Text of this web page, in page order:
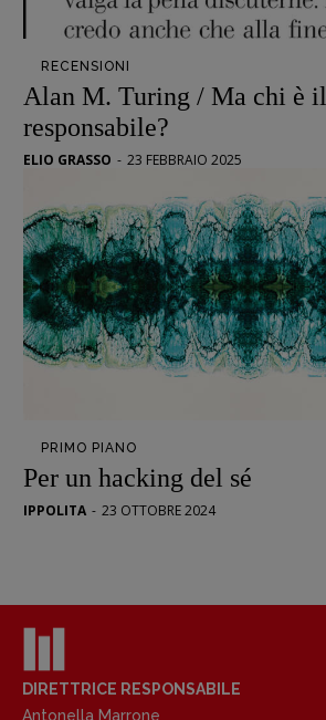
RECENSIONI
Alan M. Turing / Ma chi è il
responsabile?
ELIO GRASSO - 23 FEBBRAIO 2025
PRIMO PIANO
Per un hacking del sé
IPPOLITA - 23 OTTOBRE 2024
DIRETTRICE RESPONSABILE
Antonella Marrone